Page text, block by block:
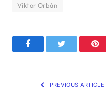
Viktor Orbán
FacebookTwitter
PREVIOUS ARTICLE